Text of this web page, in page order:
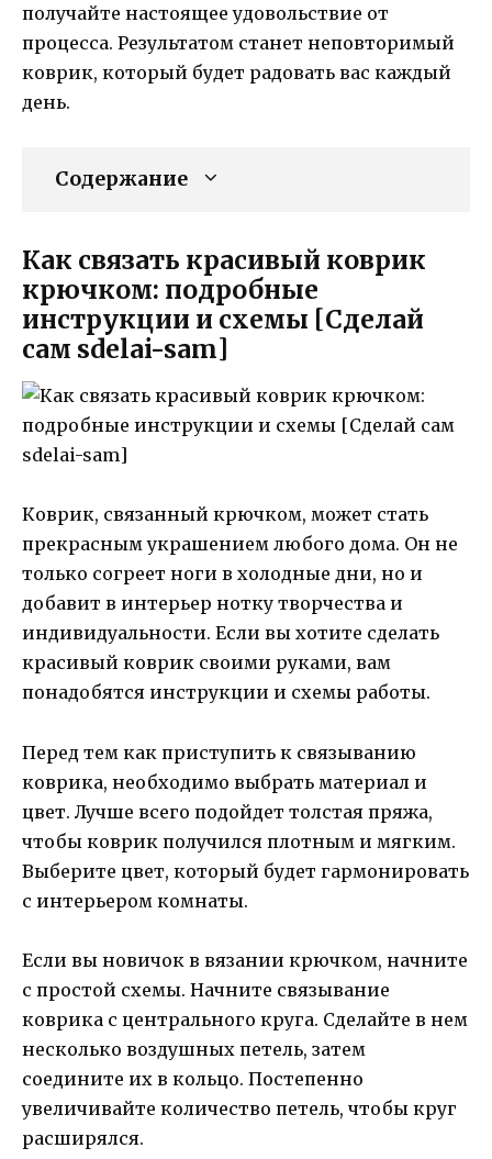
получайте настоящее удовольствие от
процесса. Результатом станет неповторимый
коврик, который будет радовать вас каждый
день.
Содержание
Как связать красивый коврик
крючком: подробные
инструкции и схемы [Сделай
сам sdelai-sam]
Коврик, связанный крючком, может стать
прекрасным украшением любого дома. Он не
только согреет ноги в холодные дни, но и
добавит в интерьер нотку творчества и
индивидуальности. Если вы хотите сделать
красивый коврик своими руками, вам
понадобятся инструкции и схемы работы.
Перед тем как приступить к связыванию
коврика, необходимо выбрать материал и
цвет. Лучше всего подойдет толстая пряжа,
чтобы коврик получился плотным и мягким.
Выберите цвет, который будет гармонировать
с интерьером комнаты.
Если вы новичок в вязании крючком, начните
с простой схемы. Начните связывание
коврика с центрального круга. Сделайте в нем
несколько воздушных петель, затем
соедините их в кольцо. Постепенно
увеличивайте количество петель, чтобы круг
расширялся.